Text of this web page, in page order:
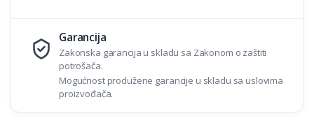
Garancija
Zakonska garancija u skladu sa Zakonom o zaštiti
potrošača.
Mogućnost produžene garancije u skladu sa uslovima
proizvođača.